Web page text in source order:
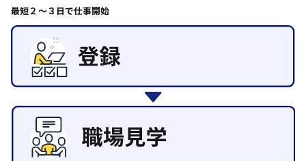
施設管理・整備
清掃
施工管理
自動車整備士
配送・ドライバー
安芸高田市
山県郡
日給8000円～
日給9000円～
最短２〜３日で仕事開始